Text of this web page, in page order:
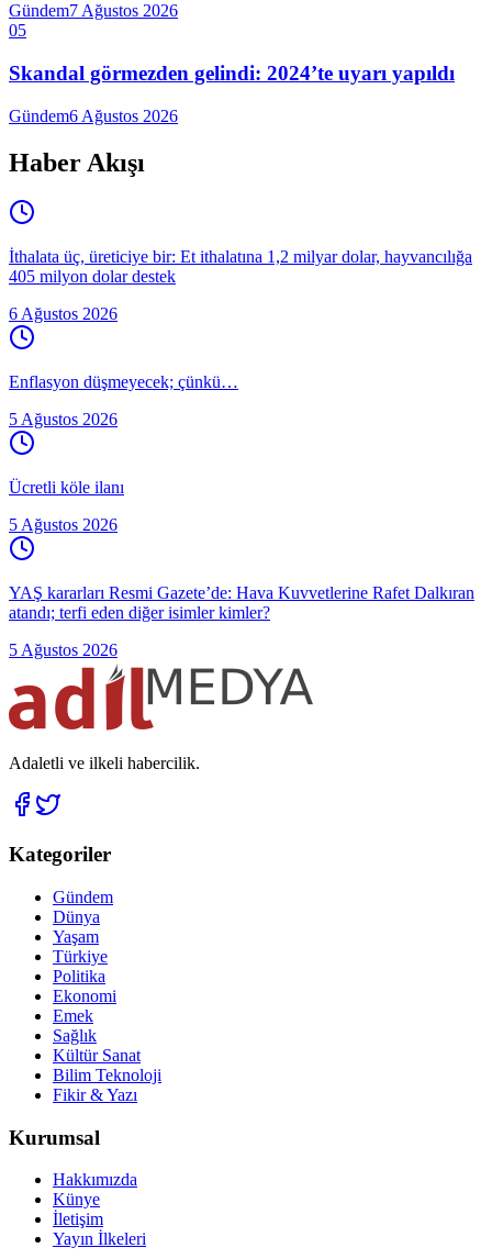
Gündem7 Ağustos 2026
05
Skandal görmezden gelindi: 2024’te uyarı yapıldı
Gündem6 Ağustos 2026
Haber Akışı
İthalata üç, üreticiye bir: Et ithalatına 1,2 milyar dolar, hayvancılığa
405 milyon dolar destek
6 Ağustos 2026
Enflasyon düşmeyecek; çünkü…
5 Ağustos 2026
Ücretli köle ilanı
5 Ağustos 2026
YAŞ kararları Resmi Gazete’de: Hava Kuvvetlerine Rafet Dalkıran
atandı; terfi eden diğer isimler kimler?
5 Ağustos 2026
Adaletli ve ilkeli habercilik.
Kategoriler
Gündem
Dünya
Yaşam
Türkiye
Politika
Ekonomi
Emek
Sağlık
Kültür Sanat
Bilim Teknoloji
Fikir & Yazı
Kurumsal
Hakkımızda
Künye
İletişim
Yayın İlkeleri